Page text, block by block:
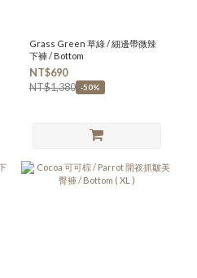
Grass Green 草綠 / 細邊帶微辣
下褲 / Bottom
NT$690
NT$1,380 -50%